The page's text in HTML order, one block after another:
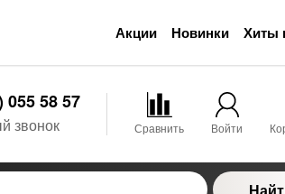
Акции Новинки Хиты
055 58 57
звонок Сравнить Войти